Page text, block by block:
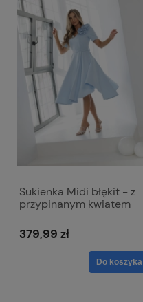
Sukienka Midi błękit - z
przypinanym kwiatem
379,99 zł
Do koszyka